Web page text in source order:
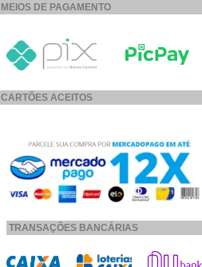
MEIOS DE PAGAMENTO
CARTÕES ACEITOS
TRANSAÇÕES BANCÁRIAS